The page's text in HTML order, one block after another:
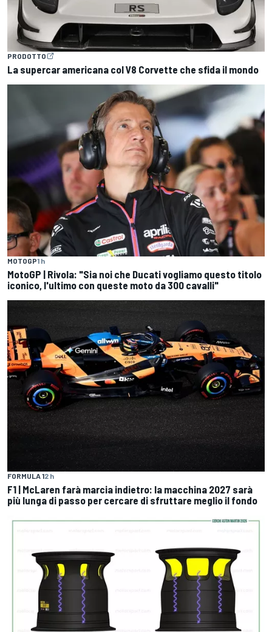
PRODOTTO
La supercar americana col V8 Corvette che sfida il mondo
MOTOGP1 h
MotoGP | Rivola: "Sia noi che Ducati vogliamo questo titolo
iconico, l'ultimo con queste moto da 300 cavalli"
FORMULA 12 h
F1 | McLaren farà marcia indietro: la macchina 2027 sarà
più lunga di passo per cercare di sfruttare meglio il fondo